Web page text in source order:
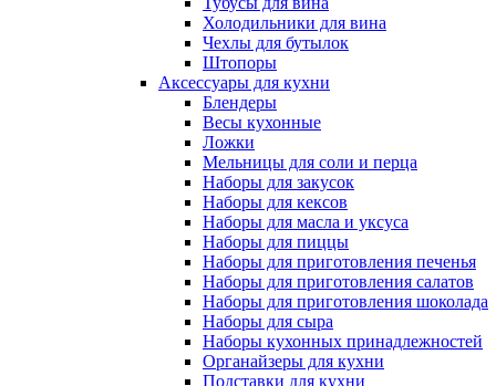
Холодильники для вина
Чехлы для бутылок
Штопоры
Аксессуары для кухни
Блендеры
Весы кухонные
Ложки
Мельницы для соли и перца
Наборы для закусок
Наборы для кексов
Наборы для масла и уксуса
Наборы для пиццы
Наборы для приготовления печенья
Наборы для приготовления салатов
Наборы для приготовления шоколада
Наборы для сыра
Наборы кухонных принадлежностей
Органайзеры для кухни
Подставки для кухни